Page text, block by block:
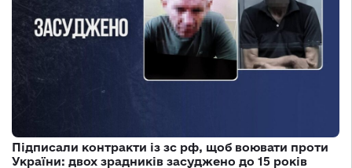
Підписали контракти із зс рф, щоб воювати проти
України: двох зрадників засуджено до 15 років